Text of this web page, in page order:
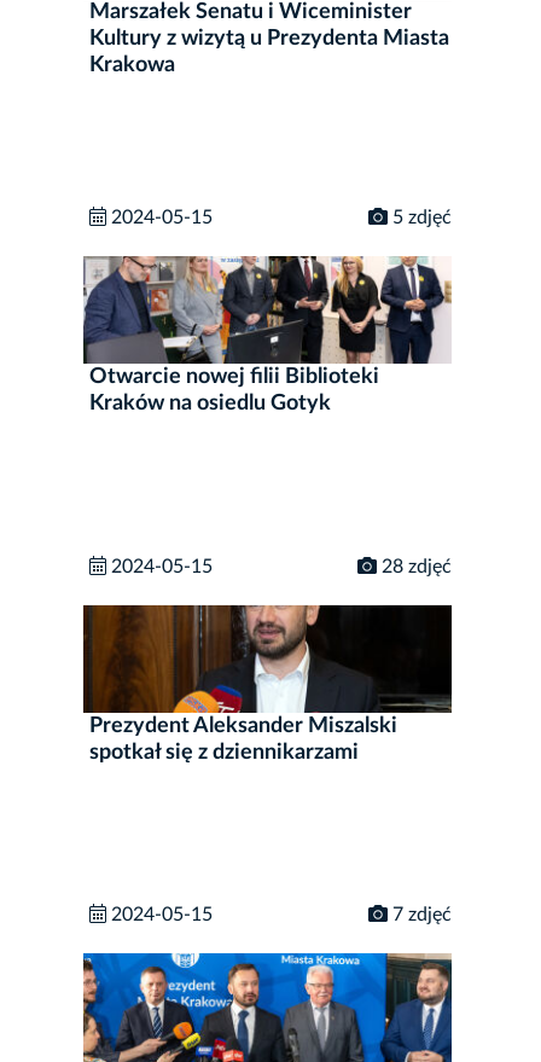
Marszałek Senatu i Wiceminister
Kultury z wizytą u Prezydenta Miasta
Krakowa
2024-05-15 5 zdjęć
Otwarcie nowej filii Biblioteki
Kraków na osiedlu Gotyk
2024-05-15 28 zdjęć
Prezydent Aleksander Miszalski
spotkał się z dziennikarzami
2024-05-15 7 zdjęć